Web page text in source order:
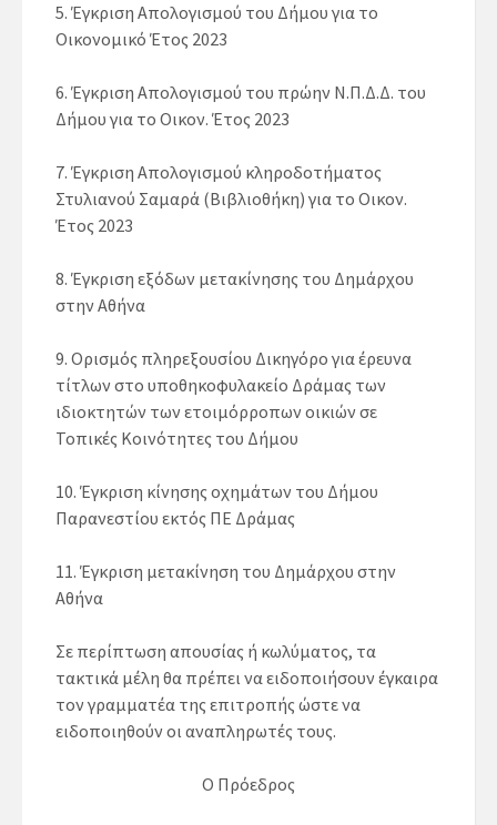
5. Έγκριση Απολογισμού του Δήμου για το
Οικονομικό Έτος 2023
6. Έγκριση Απολογισμού του πρώην Ν.Π.Δ.Δ. του
Δήμου για το Οικον. Έτος 2023
7. Έγκριση Απολογισμού κληροδοτήματος
Στυλιανού Σαμαρά (Βιβλιοθήκη) για το Οικον.
Έτος 2023
8. Έγκριση εξόδων μετακίνησης του Δημάρχου
στην Αθήνα
9. Ορισμός πληρεξουσίου Δικηγόρο για έρευνα
τίτλων στο υποθηκοφυλακείο Δράμας των
ιδιοκτητών των ετοιμόρροπων οικιών σε
Τοπικές Κοινότητες του Δήμου
10. Έγκριση κίνησης οχημάτων του Δήμου
Παρανεστίου εκτός ΠΕ Δράμας
11. Έγκριση μετακίνηση του Δημάρχου στην
Αθήνα
Σε περίπτωση απουσίας ή κωλύματος, τα
τακτικά μέλη θα πρέπει να ειδοποιήσουν έγκαιρα
τον γραμματέα της επιτροπής ώστε να
ειδοποιηθούν οι αναπληρωτές τους.
Ο Πρόεδρος